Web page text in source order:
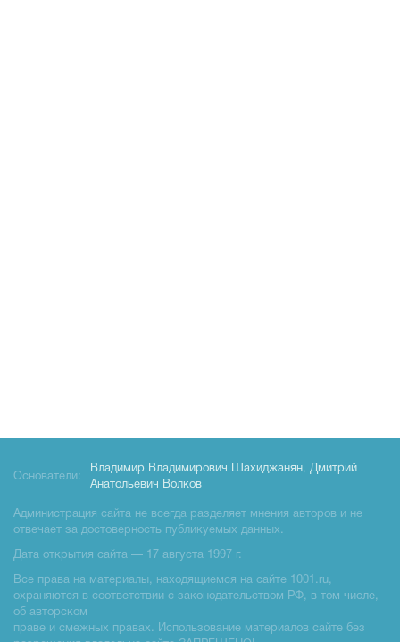
Основатели:
Владимир Владимирович Шахиджанян, Дмитрий
Анатольевич Волков
Администрация сайта не всегда разделяет мнения авторов и не
отвечает за достоверность публикуемых данных.
Дата открытия сайта — 17 августа 1997 г.
Все права на материалы, находящиемся на сайте 1001.ru,
охраняются в соответствии с законодательством РФ, в том числе,
об авторском
праве и смежных правах. Использование материалов сайте без